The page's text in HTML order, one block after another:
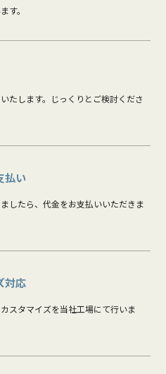
す。
たします。じっくりとご検討くださ
払い
したら、代金をお支払いいただきま
対応
スタマイズを当社工場にて行いま